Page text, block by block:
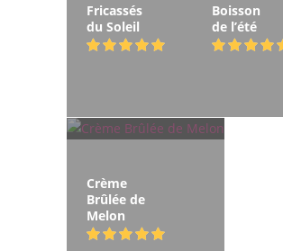
Fricassés
du Soleil
Boisson
de l’été
Crème
Brûlée de
Melon